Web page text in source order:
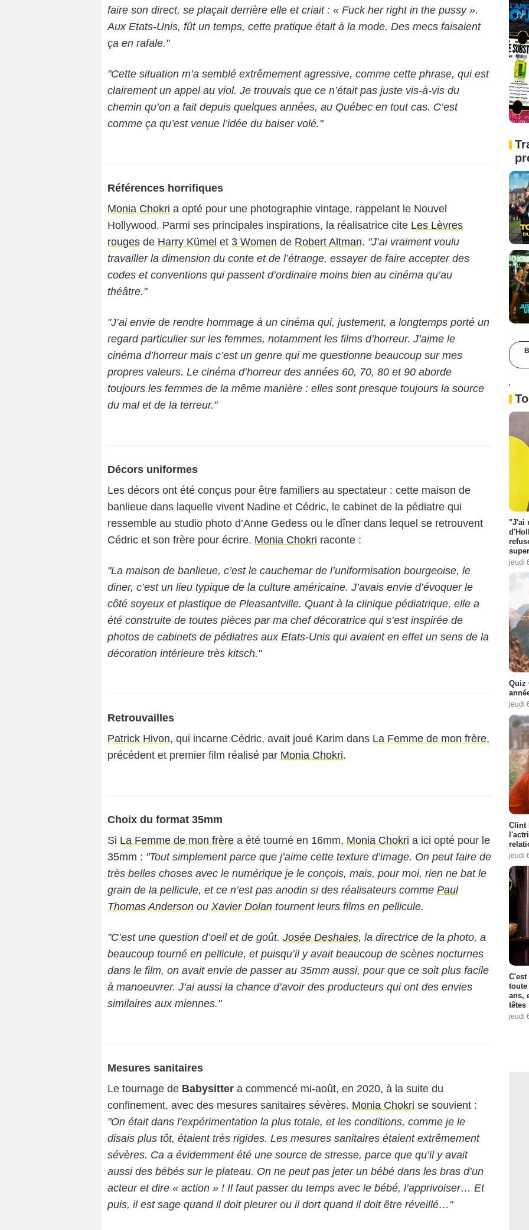
faire son direct, se plaçait derrière elle et criait : « Fuck her right in the pussy ».
Aux Etats-Unis, fût un temps, cette pratique était à la mode. Des mecs faisaient
ça en rafale."
"Cette situation m’a semblé extrêmement agressive, comme cette phrase, qui est
clairement un appel au viol. Je trouvais que ce n’était pas juste vis-à-vis du
chemin qu’on a fait depuis quelques années, au Québec en tout cas. C’est
comme ça qu’est venue l’idée du baiser volé."
Références horrifiques
Monia Chokri a opté pour une photographie vintage, rappelant le Nouvel
Hollywood. Parmi ses principales inspirations, la réalisatrice cite Les Lèvres
rouges de Harry Kümel et 3 Women de Robert Altman. "J’ai vraiment voulu
travailler la dimension du conte et de l’étrange, essayer de faire accepter des
codes et conventions qui passent d’ordinaire moins bien au cinéma qu’au
théâtre."
"J’ai envie de rendre hommage à un cinéma qui, justement, a longtemps porté un
regard particulier sur les femmes, notamment les films d’horreur. J’aime le
cinéma d’horreur mais c’est un genre qui me questionne beaucoup sur mes
propres valeurs. Le cinéma d’horreur des années 60, 70, 80 et 90 aborde
toujours les femmes de la même manière : elles sont presque toujours la source
du mal et de la terreur."
Décors uniformes
Les décors ont été conçus pour être familiers au spectateur : cette maison de
banlieue dans laquelle vivent Nadine et Cédric, le cabinet de la pédiatre qui
ressemble au studio photo d’Anne Gedess ou le dîner dans lequel se retrouvent
Cédric et son frère pour écrire. Monia Chokri raconte :
"La maison de banlieue, c’est le cauchemar de l’uniformisation bourgeoise, le
diner, c’est un lieu typique de la culture américaine. J’avais envie d’évoquer le
côté soyeux et plastique de Pleasantville. Quant à la clinique pédiatrique, elle a
été construite de toutes pièces par ma chef décoratrice qui s’est inspirée de
photos de cabinets de pédiatres aux Etats-Unis qui avaient en effet un sens de la
décoration intérieure très kitsch."
Retrouvailles
Patrick Hivon, qui incarne Cédric, avait joué Karim dans La Femme de mon frère,
précédent et premier film réalisé par Monia Chokri.
Choix du format 35mm
Si La Femme de mon frère a été tourné en 16mm, Monia Chokri a ici opté pour le
35mm : "Tout simplement parce que j’aime cette texture d’image. On peut faire de
très belles choses avec le numérique je le conçois, mais, pour moi, rien ne bat le
grain de la pellicule, et ce n’est pas anodin si des réalisateurs comme Paul
Thomas Anderson ou Xavier Dolan tournent leurs films en pellicule.
"C’est une question d’oeil et de goût. Josée Deshaies, la directrice de la photo, a
beaucoup tourné en pellicule, et puisqu’il y avait beaucoup de scènes nocturnes
dans le film, on avait envie de passer au 35mm aussi, pour que ce soit plus facile
à manoeuvrer. J’ai aussi la chance d’avoir des producteurs qui ont des envies
similaires aux miennes."
Mesures sanitaires
Le tournage de Babysitter a commencé mi-août, en 2020, à la suite du
confinement, avec des mesures sanitaires sévères. Monia Chokri se souvient :
"On était dans l’expérimentation la plus totale, et les conditions, comme je le
disais plus tôt, étaient très rigides. Les mesures sanitaires étaient extrêmement
sévères. Ca a évidemment été une source de stresse, parce que qu’il y avait
aussi des bébés sur le plateau. On ne peut pas jeter un bébé dans les bras d’un
acteur et dire « action » ! Il faut passer du temps avec le bébé, l’apprivoiser… Et
puis, il est sage quand il doit pleurer ou il dort quand il doit être réveillé…"
'
"J'ai
jeudi
Quiz
jeudi
Clint
jeudi
ans,
têtes
jeudi